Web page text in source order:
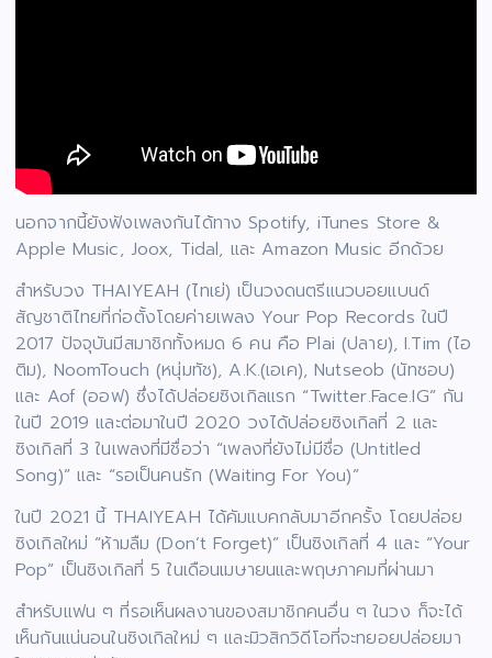
นอกจากนี้ยังฟังเพลงกันได้ทาง Spotify, iTunes Store &
Apple Music, Joox, Tidal, และ Amazon Music อีกด้วย
สำหรับวง THAIYEAH (ไทเย่) เป็นวงดนตรีแนวบอยแบนด์
สัญชาติไทยที่ก่อตั้งโดยค่ายเพลง Your Pop Records ในปี
2017 ปัจจุบันมีสมาชิกทั้งหมด 6 คน คือ Plai (ปลาย), I.Tim (ไอ
ติม), NoomTouch (หนุ่มทัช), A.K.(เอเค), Nutseob (นัทซอบ)
และ Aof (ออฟ) ซึ่งได้ปล่อยซิงเกิลแรก “Twitter.Face.IG” กัน
ในปี 2019 และต่อมาในปี 2020 วงได้ปล่อยซิงเกิลที่ 2 และ
ซิงเกิลที่ 3 ในเพลงที่มีชื่อว่า “เพลงที่ยังไม่มีชื่อ (Untitled
Song)” และ “รอเป็นคนรัก (Waiting For You)”
ในปี 2021 นี้ THAIYEAH ได้คัมแบคกลับมาอีกครั้ง โดยปล่อย
ซิงเกิลใหม่ “ห้ามลืม (Don’t Forget)” เป็นซิงเกิลที่ 4 และ “Your
Pop” เป็นซิงเกิลที่ 5 ในเดือนเมษายนและพฤษภาคมที่ผ่านมา
สำหรับแฟน ๆ ที่รอเห็นผลงานของสมาชิกคนอื่น ๆ ในวง ก็จะได้
เห็นกันแน่นอนในซิงเกิลใหม่ ๆ และมิวสิกวิดีโอที่จะทยอยปล่อยมา